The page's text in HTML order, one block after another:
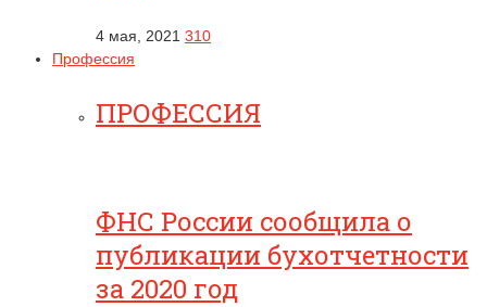
4 мая, 2021 310
Профессия
ПРОФЕССИЯ
ФНС России сообщила о
публикации бухотчетности
за 2020 год